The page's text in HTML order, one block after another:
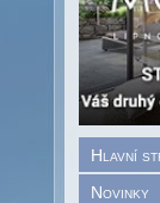
Hlavní
Novinky